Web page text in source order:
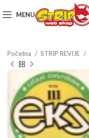
MENU
Početna STRIP REVIJE